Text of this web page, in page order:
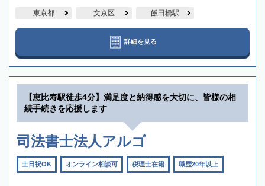
東京都 文京区 飯田橋駅
詳細を見る
【恵比寿駅徒歩4分】満足度と納得感を大切に、皆様の相
続手続きを応援します
司法書士法人アルゴ
土日祝OK オンライン相談可 税理士在籍 職歴20年以上